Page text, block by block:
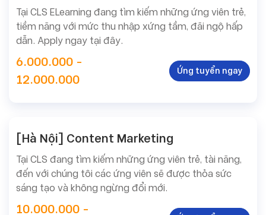
Tại CLS ELearning đang tìm kiếm những ứng viên trẻ,
tiềm năng với mức thu nhập xứng tầm, đãi ngộ hấp
dẫn. Apply ngay tại đây.
6.000.000 -
12.000.000
Ứng tuyển ngay
[Hà Nội] Content Marketing
Tại CLS đang tìm kiếm những ứng viên trẻ, tài năng,
đến với chúng tôi các ứng viên sẽ được thỏa sức
sáng tạo và không ngừng đổi mới.
10.000.000 -